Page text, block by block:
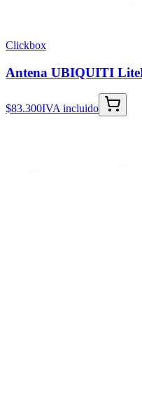
Clickbox
Antena UBIQUITI
$83.300IVA incluido